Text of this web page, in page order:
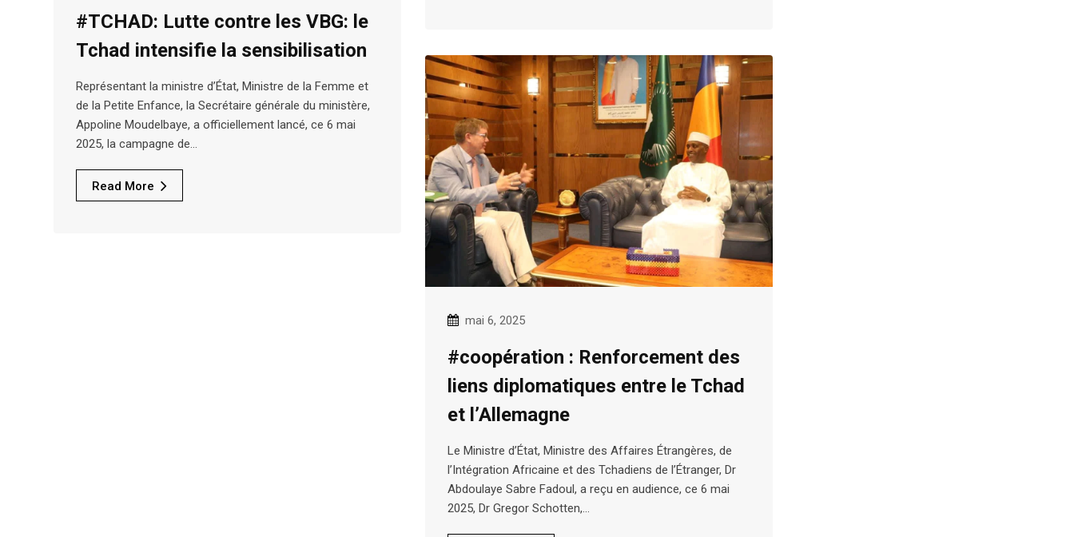
#TCHAD: Lutte contre les VBG: le
Tchad intensifie la sensibilisation
Représentant la ministre d’État, Ministre de la Femme et
de la Petite Enfance, la Secrétaire générale du ministère,
Appoline Moudelbaye, a officiellement lancé, ce 6 mai
2025, la campagne de…
Read More
mai 6, 2025
#coopération : Renforcement des
liens diplomatiques entre le Tchad
et l’Allemagne
Le Ministre d’État, Ministre des Affaires Étrangères, de
l’Intégration Africaine et des Tchadiens de l’Étranger, Dr
Abdoulaye Sabre Fadoul, a reçu en audience, ce 6 mai
2025, Dr Gregor Schotten,…